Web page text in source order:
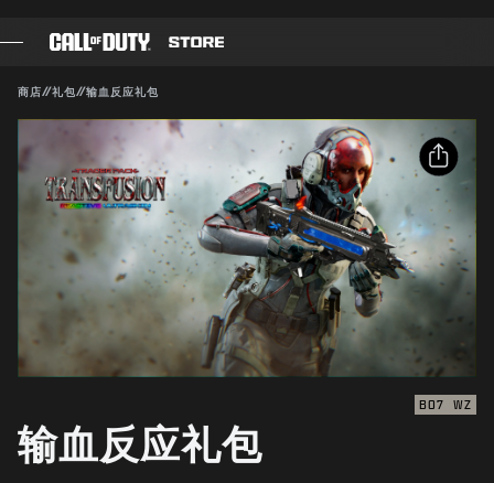
战斗通行证
黑色组织
使命召唤点数
装备商店
COMBAT BUILDS
游戏
商店//礼包//输血反应礼包
兼容对象：
确认购买
取消
动视有权随时更新、替换或删除此游戏内容。
分享
电子邮件
Facebook
复制链接
BO7 WZ
输血反应礼包